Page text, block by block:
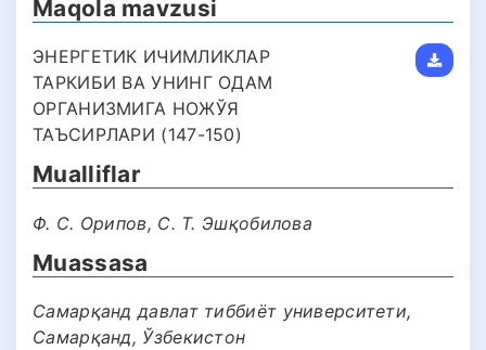
Maqola mavzusi
ЭНЕРГЕТИК ИЧИМЛИКЛАР
ТАРКИБИ ВА УНИНГ ОДАМ
ОРГАНИЗМИГА НОЖЎЯ
ТАЪСИРЛАРИ (147-150)
Mualliflar
Ф. С. Орипов, С. Т. Эшқобилова
Muassasa
Самарқанд давлат тиббиёт университети,
Самарқанд, Ўзбекистон